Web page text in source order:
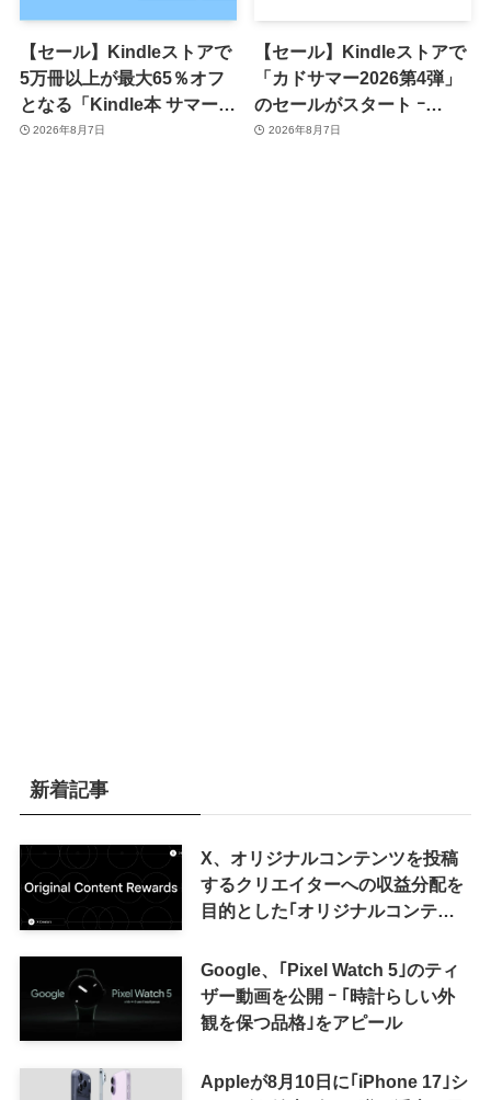
【セール】Kindleストアで
5万冊以上が最大65％オフ
となる「Kindle本 サマーセ
ール第2弾」がスタート
2026年8月7日
【セール】Kindleストアで
「カドサマー2026第4弾」
のセールがスタート ｰ
KADOKAWAのKindle本
2026年8月7日
新着記事
X、オリジナルコンテンツを投稿
するクリエイターへの収益分配を
目的とした｢オリジナルコンテン
来の｢収益分配｣は廃止
Google、｢Pixel Watch 5｣のティ
ザー動画を公開 ｰ ｢時計らしい外
観を保つ品格｣をアピール
Appleが8月10日に｢iPhone 17｣シ